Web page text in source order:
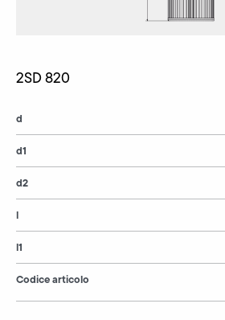
2SD 820
d
d1
d2
l
l1
Codice articolo